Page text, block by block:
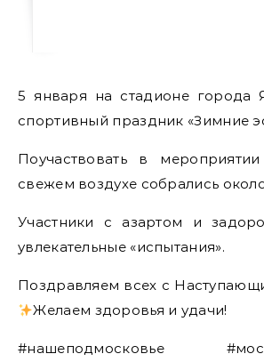
5 января на стадионе города Яхрома прошёл
спортивный праздник «Зимние
Поучаствовать в
свежем воздухе собрались
Участники с азартом и
увлекательные «испытания».
Поздравляем всех с
Желаем здоровья и удачи!
#нашеподмосковье